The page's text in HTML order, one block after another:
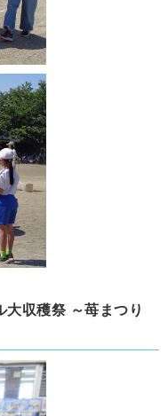
収穫祭 ～苺まつり